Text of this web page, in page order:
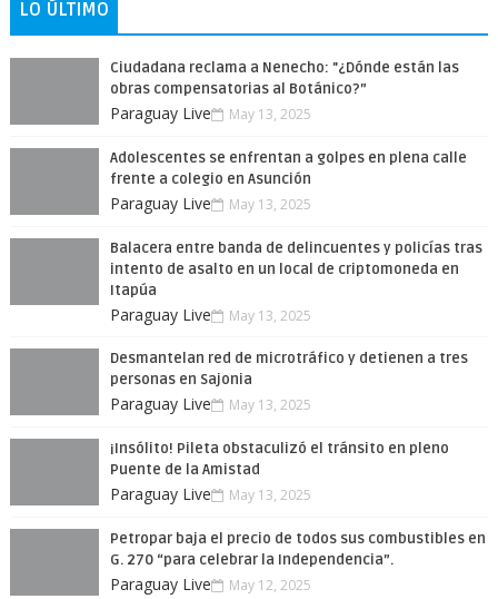
LO ÚLTIMO
Ciudadana reclama a Nenecho: "¿Dónde están las
obras compensatorias al Botánico?”
Paraguay Live May 13, 2025
Adolescentes se enfrentan a golpes en plena calle
frente a colegio en Asunción
Paraguay Live May 13, 2025
Balacera entre banda de delincuentes y policías tras
intento de asalto en un local de criptomoneda en
Itapúa
Paraguay Live May 13, 2025
Desmantelan red de microtráfico y detienen a tres
personas en Sajonia
Paraguay Live May 13, 2025
¡Insólito! Pileta obstaculizó el tránsito en pleno
Puente de la Amistad
Paraguay Live May 13, 2025
Petropar baja el precio de todos sus combustibles en
G. 270 “para celebrar la Independencia”.
Paraguay Live May 12, 2025